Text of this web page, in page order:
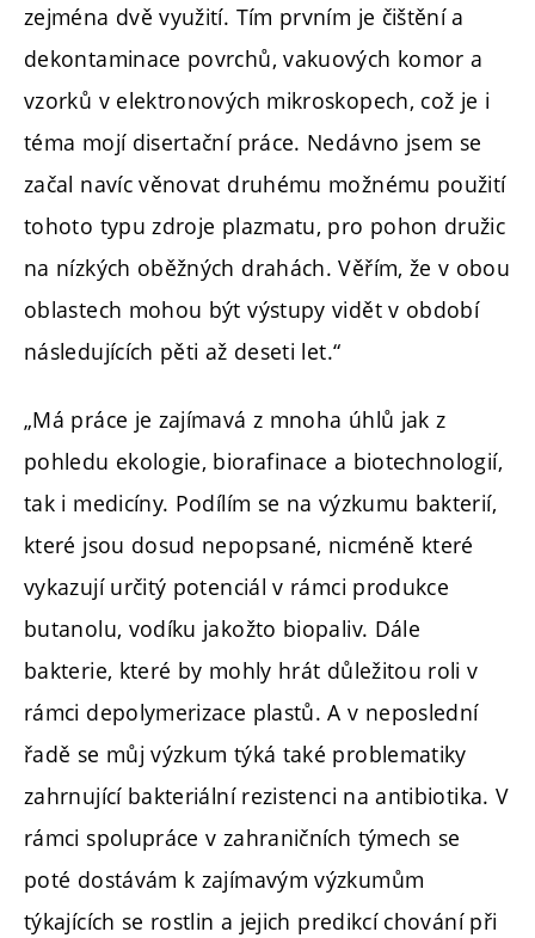
zejména dvě využití. Tím prvním je čištění a
dekontaminace povrchů, vakuových komor a
vzorků v elektronových mikroskopech, což je i
téma mojí disertační práce. Nedávno jsem se
začal navíc věnovat druhému možnému použití
tohoto typu zdroje plazmatu, pro pohon družic
na nízkých oběžných drahách. Věřím, že v obou
oblastech mohou být výstupy vidět v období
následujících pěti až deseti let.“
„Má práce je zajímavá z mnoha úhlů jak z
pohledu ekologie, biorafinace a biotechnologií,
tak i medicíny. Podílím se na výzkumu bakterií,
které jsou dosud nepopsané, nicméně které
vykazují určitý potenciál v rámci produkce
butanolu, vodíku jakožto biopaliv. Dále
bakterie, které by mohly hrát důležitou roli v
rámci depolymerizace plastů. A v neposlední
řadě se můj výzkum týká také problematiky
zahrnující bakteriální rezistenci na antibiotika. V
rámci spolupráce v zahraničních týmech se
poté dostávám k zajímavým výzkumům
týkajících se rostlin a jejich predikcí chování při